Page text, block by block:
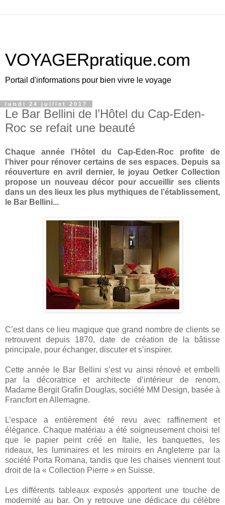
VOYAGERpratique.com
Portail d'informations pour bien vivre le voyage
lundi 24 juillet 2017
Le Bar Bellini de l’Hôtel du Cap-Eden-
Roc se refait une beauté
Chaque année l’Hôtel du Cap-Eden-Roc profite de
l’hiver pour rénover certains de ses espaces. Depuis sa
réouverture en avril dernier, le joyau Oetker Collection
propose un nouveau décor pour accueillir ses clients
dans un des lieux les plus mythiques de l’établissement,
le Bar Bellini...
C’est dans ce lieu magique que grand nombre de clients se
retrouvent depuis 1870, date de création de la bâtisse
principale, pour échanger, discuter et s’inspirer.
Cette année le Bar Bellini s’est vu ainsi rénové et embelli
par la décoratrice et architecte d’intérieur de renom,
Madame Bergit Grafin Douglas, société MM Design, basée à
Francfort en Allemagne.
L’espace a entièrement été revu avec raffinement et
élégance. Chaque matériau a été soigneusement choisi tel
que le papier peint créé en Italie, les banquettes, les
rideaux, les luminaires et les miroirs en Angleterre par la
société Porta Romana, tandis que les chaises viennent tout
droit de la « Collection Pierre » en Suisse.
Les différents tableaux exposés apportent une touche de
modernité au bar. On y retrouve une dédicace du célèbre